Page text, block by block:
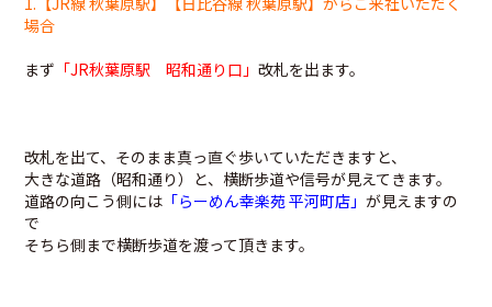
場合
まず 「JR秋葉原駅 昭和通り口」改札を出ます。
改札を出て、そのまま真っ直ぐ歩いていただきますと、
大きな道路（昭和通り）と、横断歩道や信号が見えてきます。
道路の向こう側には 「らーめん幸楽苑 平河町店」が見えますの
で
そちら側まで横断歩道を渡って頂きます。